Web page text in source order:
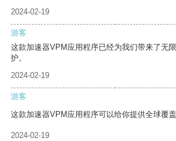
2024-02-19
游客
这款加速器VPM应用程序已经为我们带来了无
护。
2024-02-19
游客
这款加速器VPM应用程序可以给你提供全球覆
2024-02-19